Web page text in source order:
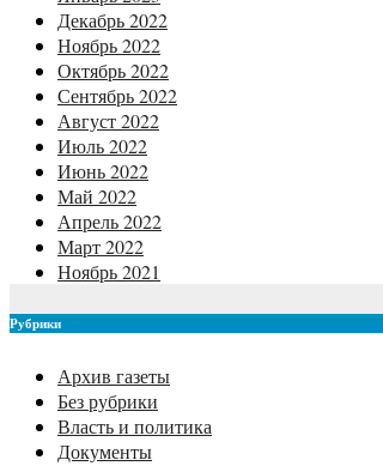
Декабрь 2022
Ноябрь 2022
Октябрь 2022
Сентябрь 2022
Август 2022
Июль 2022
Июнь 2022
Май 2022
Апрель 2022
Март 2022
Ноябрь 2021
Рубрики
Архив газеты
Без рубрики
Власть и политика
Документы